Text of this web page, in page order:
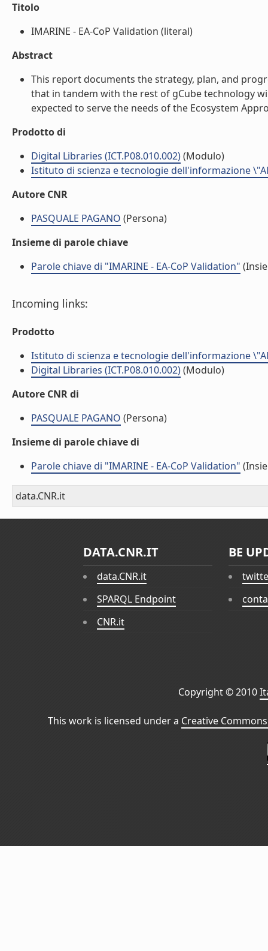
Titolo
IMARINE - EA-CoP Validation (literal)
Abstract
This report documents the strategy, plan, and
that in tandem with the rest of gCube technology
expected to serve the needs of the Ecosystem
Prodotto di
Digital Libraries (ICT.P08.010.002)(Modulo)
Istituto di scienza e tecnologie dell'informazione
Autore CNR
PASQUALE PAGANO (Persona)
Insieme di parole chiave
Parole chiave di "IMARINE - EA-CoP Validation"
Incoming links:
Prodotto
Istituto di scienza e tecnologie dell'informazione
Digital Libraries (ICT.P08.010.002)(Modulo)
Autore CNR di
PASQUALE PAGANO (Persona)
Insieme di parole chiave di
Parole chiave di "IMARINE - EA-CoP Validation"
data.CNR.it
DATA.CNR.IT
data.CNR.it
SPARQL Endpoint
CNR.it
BE
Copyright © 2010
This work is licensed under a Creative